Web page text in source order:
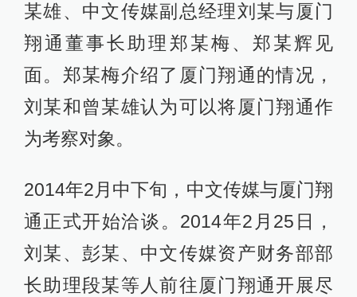
某雄、中文传媒副总经理刘某与厦门
翔通董事长助理郑某梅、郑某辉见
面。郑某梅介绍了厦门翔通的情况，
刘某和曾某雄认为可以将厦门翔通作
为考察对象。
2014年2月中下旬，中文传媒与厦门翔
通正式开始洽谈。2014年2月25日，
刘某、彭某、中文传媒资产财务部部
长助理段某等人前往厦门翔通开展尽